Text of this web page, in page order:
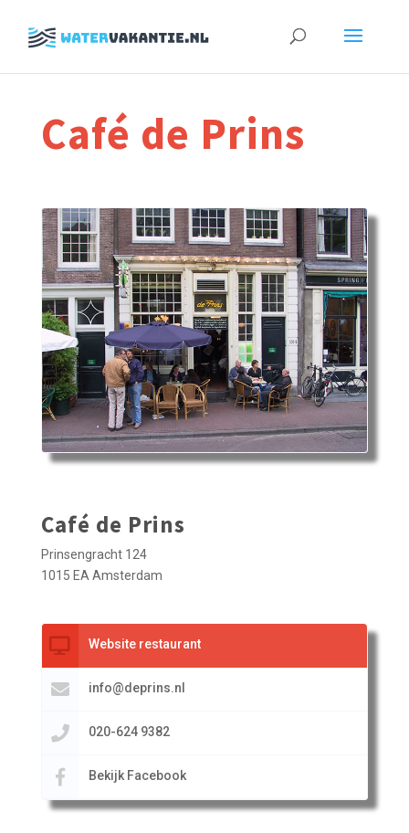
Zoeken
Café de Prins
Café de Prins
Prinsengracht 124
1015 EA Amsterdam
Website restaurant
info@deprins.nl
020-624 9382
Bekijk Facebook